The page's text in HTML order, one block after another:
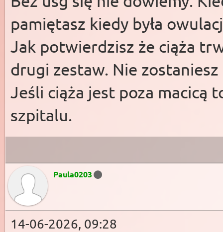
pamiętasz kiedy była
Jak potwierdzisz że ciąża
drugi zestaw. Nie
Jeśli ciąża jest poza macicą
szpitalu.
Paula0203
14-06-2026, 09:28